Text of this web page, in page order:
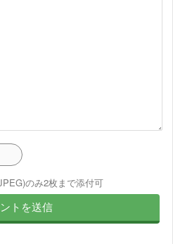
のみ2枚まで添付可